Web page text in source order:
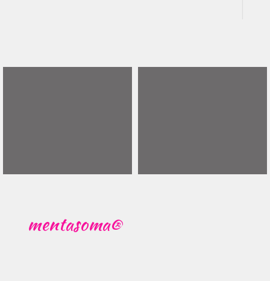
mentasoma®